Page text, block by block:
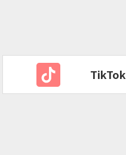
TikTok